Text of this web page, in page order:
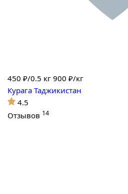
450 ₽/0.5 кг 900 ₽/кг
Курага Таджикистан
4.5
Отзывов 14